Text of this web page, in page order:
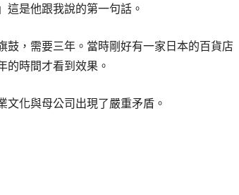
是他跟我說的第一句話。
鼓，需要三年。當時剛好有一家日本的百貨店
的時間才看到效果。
化與母公司出現了嚴重矛盾。